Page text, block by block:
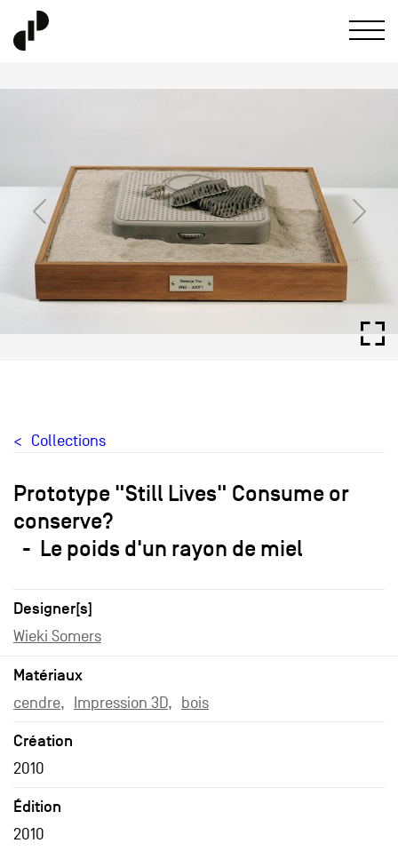
Collections
Prototype "Still Lives" Consume or
conserve?
Le poids d'un rayon de miel
Designer[s]
Wieki Somers
Matériaux
cendre Impression 3D bois
Création
2010
Édition
2010